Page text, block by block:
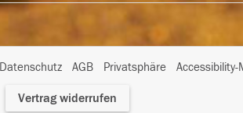
Datenschutz AGB Privatsphäre
I
Vertrag widerrufen